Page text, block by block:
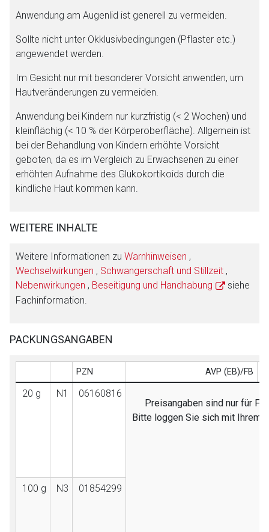
Anwendung am Augenlid ist generell zu vermeiden.
Sollte nicht unter Okklusivbedingungen (Pflaster etc.)
angewendet werden.
Im Gesicht nur mit besonderer Vorsicht anwenden, um
Hautveränderungen zu vermeiden.
Anwendung bei Kindern nur kurzfristig (< 2 Wochen) und
kleinflächig (< 10 % der Körperoberfläche). Allgemein ist
bei der Behandlung von Kindern erhöhte Vorsicht
geboten, da es im Vergleich zu Erwachsenen zu einer
erhöhten Aufnahme des Glukokortikoids durch die
kindliche Haut kommen kann.
WEITERE INHALTE
Weitere Informationen zu Warnhinweisen ,
Wechselwirkungen , Schwangerschaft und Stillzeit ,
Nebenwirkungen , Beseitigung und Handhabung
siehe
Fachinformation.
PACKUNGSANGABEN
PZN AVP (EB)/FB
20 g N1
06160816
Preisangaben sind nur für
Bitte loggen Sie sich mit Ihrem
100 g N3 01854299